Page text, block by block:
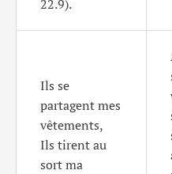
22.9).
Ils se
partagent mes
vêtements,
Ils tirent au
sort ma